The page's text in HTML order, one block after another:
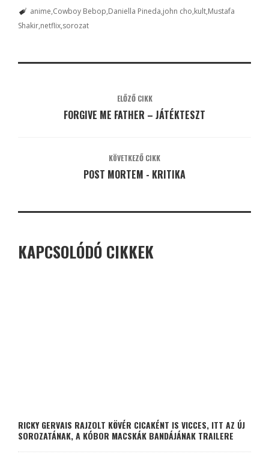
anime Cowboy Bebop Daniella Pineda john cho kult Mustafa
Shakir netflix sorozat
ELŐZŐ CIKK
FORGIVE ME FATHER – JÁTÉKTESZT
KÖVETKEZŐ CIKK
POST MORTEM - KRITIKA
KAPCSOLÓDÓ CIKKEK
RICKY GERVAIS RAJZOLT KÖVÉR CICAKÉNT IS VICCES, ITT AZ ÚJ
SOROZATÁNAK, A KÓBOR MACSKÁK BANDÁJÁNAK TRAILERE